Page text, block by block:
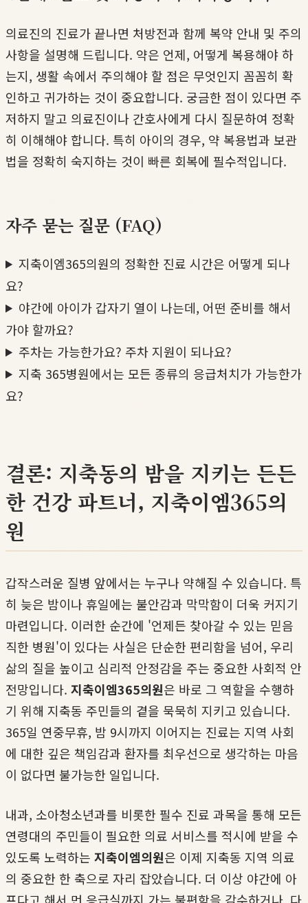
의료진의 진료가 끝나면 처방전과 함께 복약 안내 및 주의
사항을 설명해 드립니다. 약은 언제, 어떻게 복용해야 하
는지, 생활 속에서 주의해야 할 점은 무엇인지 꼼꼼히 확
인하고 귀가하는 것이 중요합니다. 궁금한 점이 있다면 주
저하지 말고 의료진이나 간호사에게 다시 질문하여 정확
히 이해해야 합니다. 특히 아이의 경우, 약 복용법과 보관
법을 정확히 숙지하는 것이 빠른 회복에 필수적입니다.
자주 묻는 질문 (FAQ)
지축이엠365의원의 정확한 진료 시간은 어떻게 되나
요?
야간에 아이가 갑자기 열이 나는데, 어떤 준비를 해서
가야 할까요?
주차는 가능한가요? 주차 지원이 되나요?
지축 365병원에서는 모든 종류의 응급처치가 가능한가
요?
결론: 지축동의 밤을 지키는 든든
한 건강 파트너, 지축이엠365의
원
갑작스러운 질병 앞에서는 누구나 약해질 수 있습니다. 특
히 늦은 밤이나 휴일에는 불안감과 막막함이 더욱 커지기
마련입니다. 이러한 순간에 '언제든 찾아갈 수 있는 믿음
직한 병원'이 있다는 사실은 단순한 편리함을 넘어, 우리
삶의 질을 높이고 심리적 안정감을 주는 중요한 사회적 안
전망입니다. 지축이엠365의원은 바로 그 역할을 수행하
기 위해 지축동 주민들의 곁을 묵묵히 지키고 있습니다.
365일 연중무휴, 밤 9시까지 이어지는 진료는 지역 사회
에 대한 깊은 책임감과 환자를 최우선으로 생각하는 마음
이 없다면 불가능한 일입니다.
내과, 소아청소년과를 비롯한 필수 진료 과목을 통해 모든
연령대의 주민들이 필요한 의료 서비스를 적시에 받을 수
있도록 노력하는 지축이엠의원은 이제 지축동 지역 의료
의 중요한 한 축으로 자리 잡았습니다. 더 이상 야간에 아
프다고 해서 먼 응급실까지 가는 불편함을 감수하거나, 다